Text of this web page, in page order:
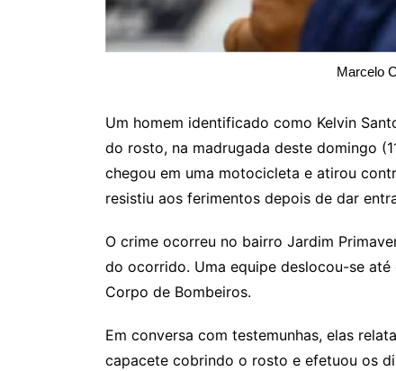
Marcelo
Um homem identificado como Kelvin
do rosto, na madrugada deste domingo
chegou em uma motocicleta e atirou
resistiu aos ferimentos depois de dar
O crime ocorreu no bairro Jardim
do ocorrido. Uma equipe deslocou-se
Corpo de Bombeiros.
Em conversa com testemunhas, elas
capacete cobrindo o rosto e efetuou os